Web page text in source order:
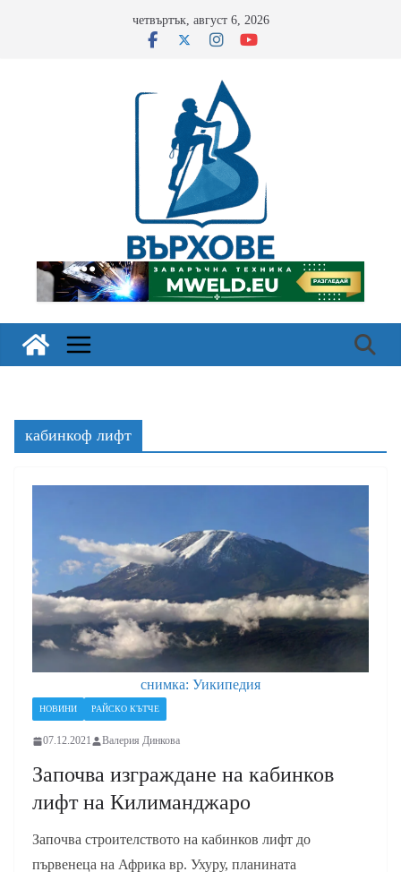
четвъртък, август 6, 2026
кабинкоф лифт
снимка: Уикипедия
НОВИНИ РАЙСКО КЪТЧЕ
07.12.2021 Валерия Динкова
Започва изграждане на кабинков
лифт на Килиманджаро
Започва строителството на кабинков лифт до
първенеца на Африка вр. Ухуру, планината